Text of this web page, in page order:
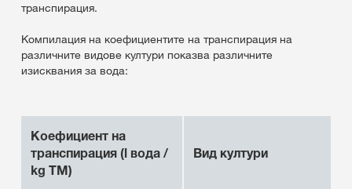
транспирация.
Компилация на коефициентите на транспирация на
различните видове култури показва различните
изисквания за вода:
Коефициент на
транспирация (l вода /
kg TM)
Вид култури